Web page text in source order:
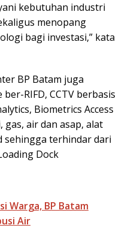
kebutuhan industri
menopang
bagi investasi,” kata
BP Batam juga
RIFD, CCTV berbasis
Biometrics Access
air dan asap, alat
sehingga terhindar dari
Dock
Warga, BP Batam
Air